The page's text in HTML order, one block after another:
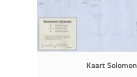
Kaart Solomon